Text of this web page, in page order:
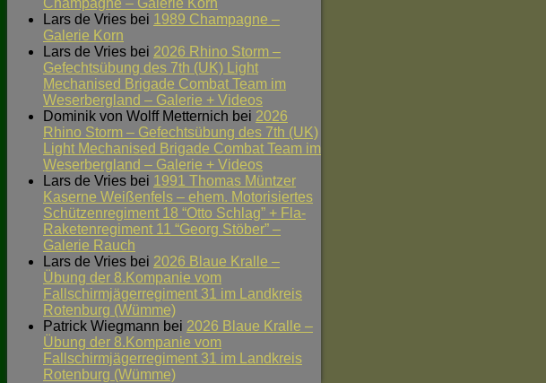
Lars de Vries bei 1989 Champagne –
Galerie Korn
Lars de Vries bei 2026 Rhino Storm –
Gefechtsübung des 7th (UK) Light
Mechanised Brigade Combat Team im
Weserbergland – Galerie + Videos
Dominik von Wolff Metternich bei 2026
Rhino Storm – Gefechtsübung des 7th (UK)
Light Mechanised Brigade Combat Team im
Weserbergland – Galerie + Videos
Lars de Vries bei 1991 Thomas Müntzer
Kaserne Weißenfels – ehem. Motorisiertes
Schützenregiment 18 “Otto Schlag” + Fla-
Raketenregiment 11 “Georg Stöber” –
Galerie Rauch
Lars de Vries bei 2026 Blaue Kralle –
Übung der 8.Kompanie vom
Fallschirmjägerregiment 31 im Landkreis
Rotenburg (Wümme)
Patrick Wiegmann bei 2026 Blaue Kralle –
Übung der 8.Kompanie vom
Fallschirmjägerregiment 31 im Landkreis
Rotenburg (Wümme)